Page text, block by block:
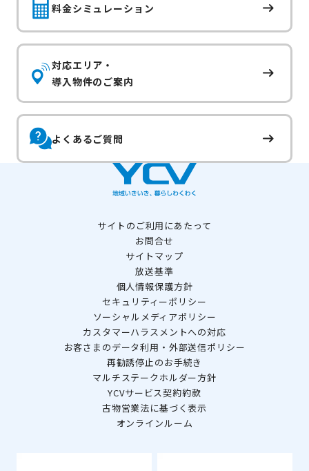
料金シミュレーション
対応エリア・
導入物件のご案内
よくあるご質問
サイトのご利用にあたって
お問合せ
サイトマップ
放送基準
個人情報保護方針
セキュリティーポリシー
ソーシャルメディアポリシー
カスタマーハラスメントへの対応
お客さまのデータ利用・外部送信ポリシー
再勧誘停止のお手続き
マルチステークホルダー方針
YCVサービス契約約款
古物営業法に基づく表示
オンラインルーム